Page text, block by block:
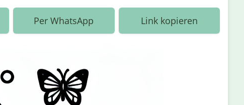
Per WhatsApp Link kopieren